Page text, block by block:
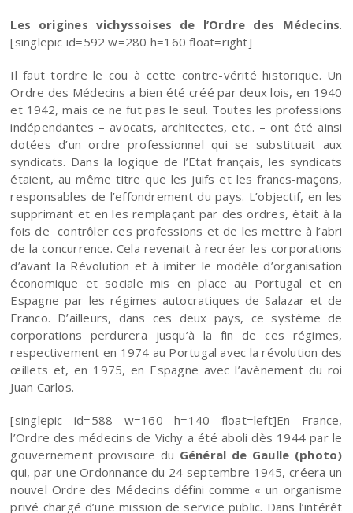
Les origines vichyssoises de l’Ordre des Médecins.
[singlepic id=592 w=280 h=160 float=right]
Il faut tordre le cou à cette contre-vérité historique. Un
Ordre des Médecins a bien été créé par deux lois, en 1940
et 1942, mais ce ne fut pas le seul. Toutes les professions
indépendantes – avocats, architectes, etc.. – ont été ainsi
dotées d’un ordre professionnel qui se substituait aux
syndicats. Dans la logique de l’Etat français, les syndicats
étaient, au même titre que les juifs et les francs-maçons,
responsables de l’effondrement du pays. L’objectif, en les
supprimant et en les remplaçant par des ordres, était à la
fois de contrôler ces professions et de les mettre à l’abri
de la concurrence. Cela revenait à recréer les corporations
d’avant la Révolution et à imiter le modèle d’organisation
économique et sociale mis en place au Portugal et en
Espagne par les régimes autocratiques de Salazar et de
Franco. D’ailleurs, dans ces deux pays, ce système de
corporations perdurera jusqu’à la fin de ces régimes,
respectivement en 1974 au Portugal avec la révolution des
œillets et, en 1975, en Espagne avec l’avènement du roi
Juan Carlos.
[singlepic id=588 w=160 h=140 float=left]En France,
l’Ordre des médecins de Vichy a été aboli dès 1944 par le
gouvernement provisoire du Général de Gaulle (photo)
qui, par une Ordonnance du 24 septembre 1945, créera un
nouvel Ordre des Médecins défini comme « un organisme
privé chargé d’une mission de service public. Dans l’intérêt